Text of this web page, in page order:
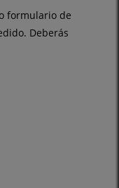
formulario de
Deberás